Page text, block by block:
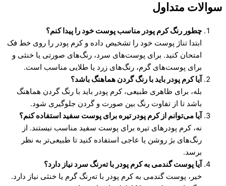
سوالات متداول
چطور رنگ کرم پودر مناسب پوست خود را پیدا کنم؟
ابتدا تناژ پوست خود را تشخیص داده و کرم پودر را روی خط فک
امتحان کنید. برای پوست‌های سرد، رنگ‌های صورتی یا خنثی و
برای پوست‌های گرم، رنگ‌های زرد یا طلایی مناسب است.
آیا کرم پودر باید با رنگ گردن هماهنگ باشد؟
بله، برای ظاهری طبیعی، کرم پودر باید با رنگ گردن هماهنگ
باشد تا از تفاوت رنگ بین صورت و گردن جلوگیری شود.
آیا می‌توانم از کرم پودر تیره برای پوست سفید استفاده کنم؟
نه، کرم پودرهای تیره برای پوست سفید مناسب نیستند. از
رنگ‌های بژ روشن یا عاجی استفاده کنید تا طبیعی‌تر به نظر
برسد.
آیا پوست گندمی به کرم پودر با ته‌رنگ سرد نیاز دارد؟
خیر، پوست گندمی به کرم پودر با ته‌رنگ گرم یا خنثی نیاز دارد.